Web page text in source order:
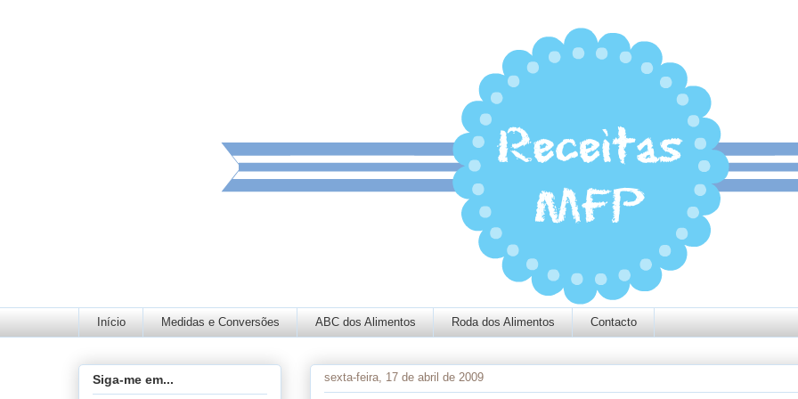
Início Medidas e Conversões ABC dos Alimentos Roda dos Alimentos Contacto
sexta-feira, 17 de abril de 2009
Siga-me em...